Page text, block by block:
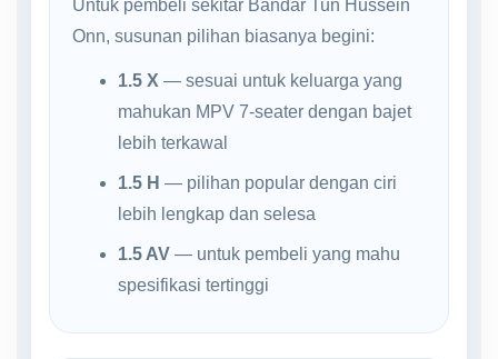
Untuk pembeli sekitar Bandar Tun Hussein
Onn, susunan pilihan biasanya begini:
1.5 X — sesuai untuk keluarga yang
mahukan MPV 7-seater dengan bajet
lebih terkawal
1.5 H — pilihan popular dengan ciri
lebih lengkap dan selesa
1.5 AV— untuk pembeli yang mahu
spesifikasi tertinggi